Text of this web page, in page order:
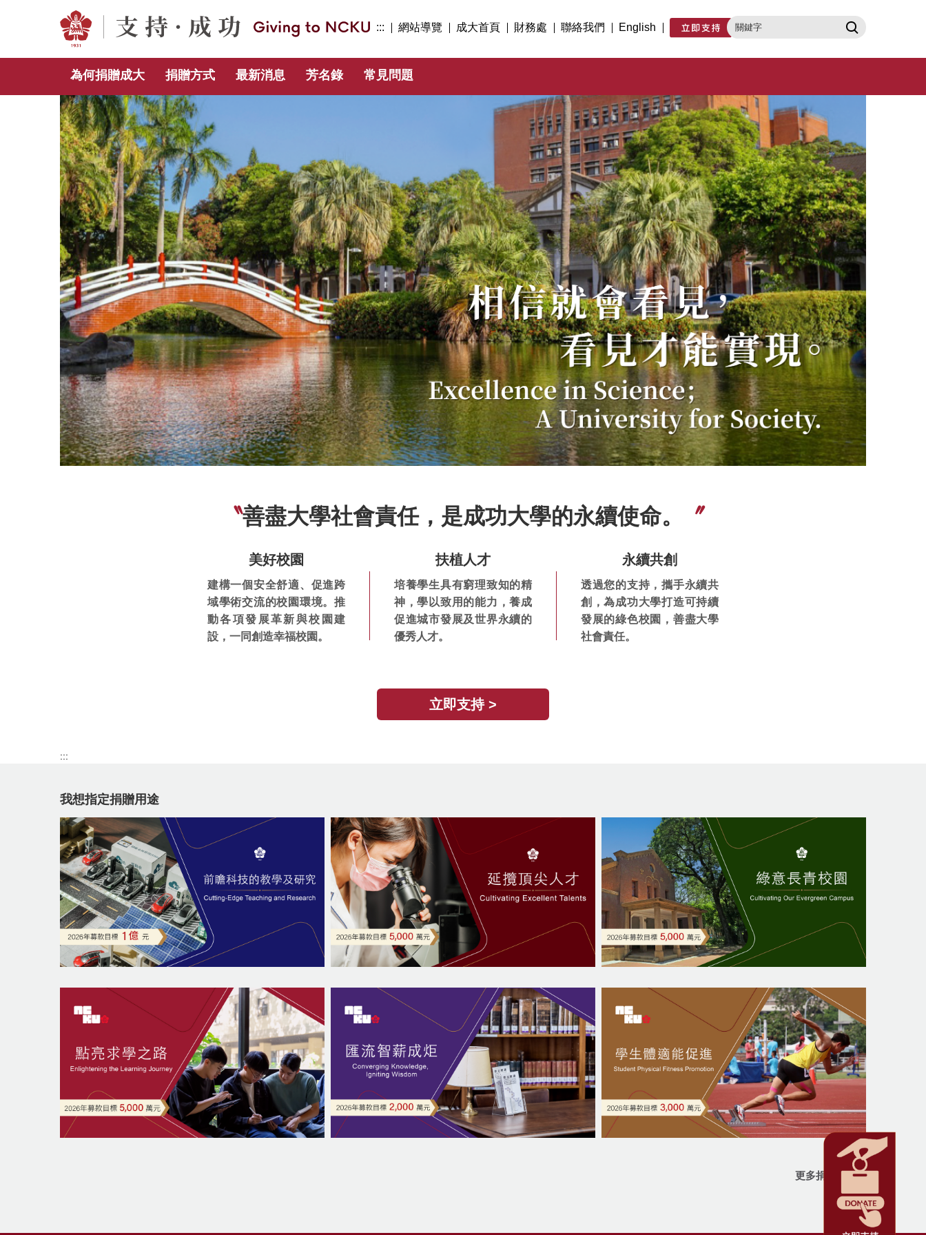
區
::: 網站導覽 成大首頁 財務處 聯絡我們 English
為何捐贈成大 捐贈方式 最新消息 芳名錄 常見問題
〝善盡大學社會責任， 是成功大學的永續使命。 〞
美好校園
建構一個安全舒適、促進跨
域學術交流的校園環境。推
動各項發展革新與校園建
設，一同創造幸福校園。
扶植人才
培養學生具有窮理致知的精
神，學以致用的能力，養成
促進城市發展及世界永續的
優秀人才。
永續共創
透過您的支持，攜手永續共
創，為成功大學打造可持續
發展的綠色校園，善盡大學
社會責任。
立即支持 >
:::
我想指定捐贈用途
更多捐贈項目 >